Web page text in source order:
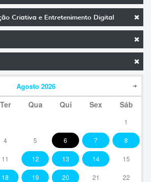
Criativa e Entretenimento Digital
Agosto 2026
Ter Qua Qui Sex Sáb
1
4 5 6 7 8
11 12 13 14 15
18 19 20 21 22